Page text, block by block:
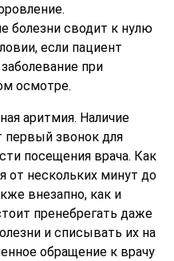
болезни сводит к нулю
если пациент
при
осмотре.
аритмия. Наличие
первый звонок для
посещения врача. Как
от нескольких минут до
внезапно, как и
пренебрегать даже
и списывать их на
обращение к врачу